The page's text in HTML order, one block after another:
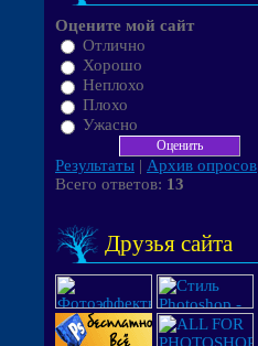
Оцените мой сайт
Отлично
Хорошо
Неплохо
Плохо
Ужасно
Результаты | Архив опросов
Всего ответов: 13
Друзья сайта